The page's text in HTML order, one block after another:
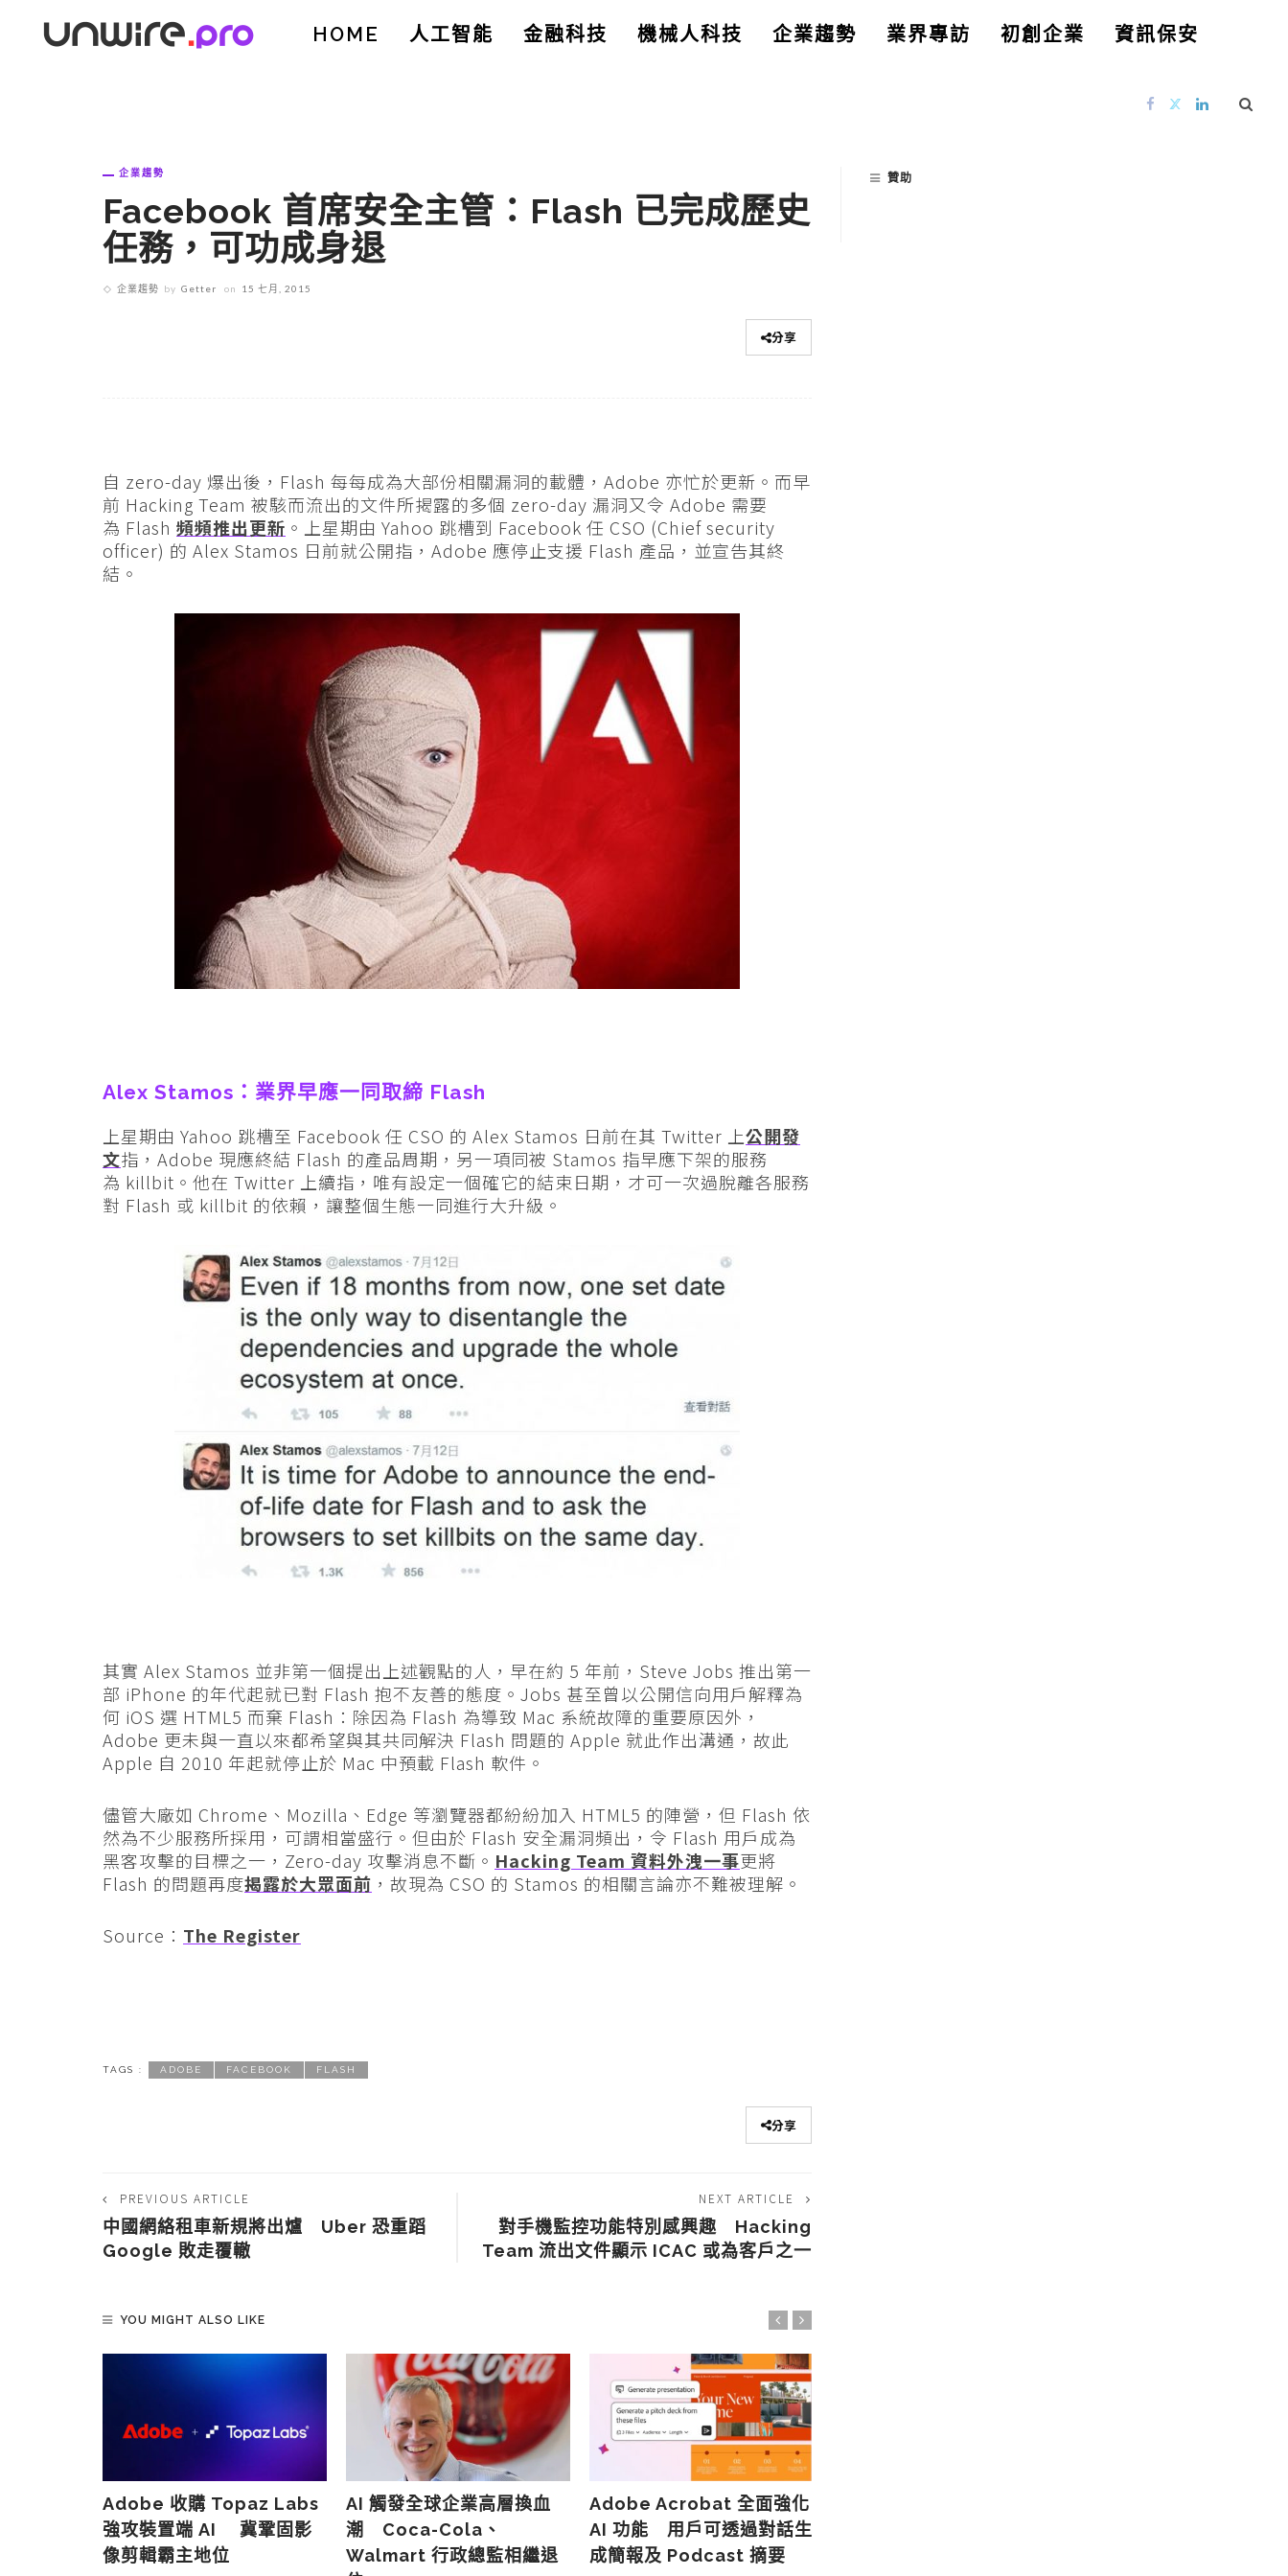
HOME 人工智能 金融科技 機械人科技 企業趨勢 業界專訪 初創企業 資訊保安
企業趨勢
Facebook 首席安全主管：Flash 已完成歷史
任務，可功成身退
企業趨勢 by Getter on 15 七月, 2015
分享
自 zero-day 爆出後，Flash 每每成為大部份相關漏洞的載體，Adobe 亦忙於更新。而早
前 Hacking Team 被駭而流出的文件所揭露的多個 zero-day 漏洞又令 Adobe 需要
為 Flash 頻頻推出更新 。上星期由 Yahoo 跳槽到 Facebook 任 CSO (Chief security
officer) 的 Alex Stamos 日前就公開指，Adobe 應停止支援 Flash 產品，並宣告其終
結。
Alex Stamos：業界早應一同取締 Flash
上星期由 Yahoo 跳槽至 Facebook 任 CSO 的 Alex Stamos 日前在其 Twitter 上公開發
文指，Adobe 現應終結 Flash 的產品周期，另一項同被 Stamos 指早應下架的服務
為 killbit。他在 Twitter 上續指，唯有設定一個確它的結束日期，才可一次過脫離各服務
對 Flash 或 killbit 的依賴，讓整個生態一同進行大升級。
其實 Alex Stamos 並非第一個提出上述觀點的人，早在約 5 年前，Steve Jobs 推出第一
部 iPhone 的年代起就已對 Flash 抱不友善的態度。Jobs 甚至曾以公開信向用戶解釋為
何 iOS 選 HTML5 而棄 Flash：除因為 Flash 為導致 Mac 系統故障的重要原因外，
Adobe 更未與一直以來都希望與其共同解決 Flash 問題的 Apple 就此作出溝通，故此
Apple 自 2010 年起就停止於 Mac 中預載 Flash 軟件。
儘管大廠如 Chrome、Mozilla、Edge 等瀏覽器都紛紛加入 HTML5 的陣營，但 Flash 依
然為不少服務所採用，可謂相當盛行。但由於 Flash 安全漏洞頻出，令 Flash 用戶成為
黑客攻擊的目標之一，Zero-day 攻擊消息不斷。 Hacking Team 資料外洩一事更將
Flash 的問題再度揭露於大眾面前 ，故現為 CSO 的 Stamos 的相關言論亦不難被理解。
Source： The Register
TAGS : ADOBE FACEBOOK FLASH
分享
PREVIOUS ARTICLE
中國網絡租車新規將出爐 Uber 恐重蹈
Google 敗走覆轍
NEXT ARTICLE
對手機監控功能特別感興趣 Hacking
Team 流出文件顯示 ICAC 或為客戶之一
YOU MIGHT ALSO LIKE
Adobe 收購 Topaz Labs
強攻裝置端 AI 冀鞏固影
像剪輯霸主地位
AI 觸發全球企業高層換血
潮 Coca-Cola、
Walmart 行政總監相繼退
Adobe Acrobat 全面強化
AI 功能 用戶可透過對話生
成簡報及 Podcast 摘要
贊助